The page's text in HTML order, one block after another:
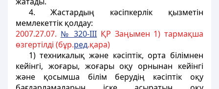
4. Жастардың кәсiпкерлік қызметін
мемлекеттік қолдау:
2007.27.07. № 320-III ҚР Заңымен 1) тармақша
өзгертілді (бұр.ред.қара)
1)техникалық және кәсіптік, орта білімнен
кейінгі, жоғары, жоғары оқу орнынан кейінгі
және қосымша білім берудің кәсіптік оқу